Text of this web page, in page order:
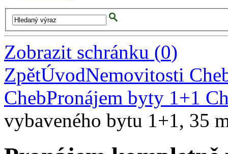
Zobrazit schránku (0)
ZpětÚvodNemovitosti
ChebPronájem byty 1+1
vybaveného bytu 1+1, 35